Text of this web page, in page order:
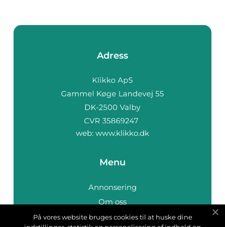
Adress
web: www.klikko.dk
Menu
Annonsering
Om oss
Cookies
På vores website bruges cookies til at huske dine